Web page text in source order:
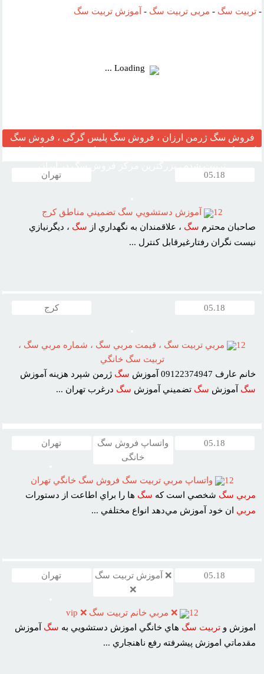
-تربیت سگ - مربی تربیت سگ - آموزش تربیت سگ
فروش سگ ژرمن ارزان ، فروش سگ پلیس گرگی ، فروش سگ
05.18 تهران
12
آموزش دستشويي سگ تضميني مناطق کرج
صاحبان محترم سگ ، علاقمندان به نگهداري از سگ ، ديگرنيازي
نيست نگران رفتارغيرقابل کنترل ...
05.18 کرج
12
مربي تربيت سگ ، قيمت مربي سگ ، شماره مربي سگ ،
تربيت سگ خانگي
خانم عارف 09122374947 آموزش
سگ ژرمن شپرد هزينه آموزش
سگ آموزش سگ تضميني آموزش سگ درغرب تهران ...
05.18
واتساپ فروش سگ
خانگی
تهران
12
واتساپ مربي تربيت سگ فروش سگ خانگي تهران
مربي سگ شخصي است که سگ ها را براي اطاعت از دستورات
مربي ان خود آموزش مي‌دهد انواع مختلفي ...
05.18
❌ آموزش تربیت سگ
❌
تهران
12
❌ مربي خانم تربيت سگ ❌ vip
اموزش وتربيت سگ هاي خانگي اموزش دستشويي به سگ آموزش
مقدماتي اموزش پيشرفته رفع ناهنجاري ...